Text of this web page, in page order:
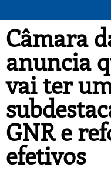
Câmara
anuncia
vai ter
GNR e
efetivos